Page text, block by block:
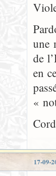
une
de
en
«
17-09-